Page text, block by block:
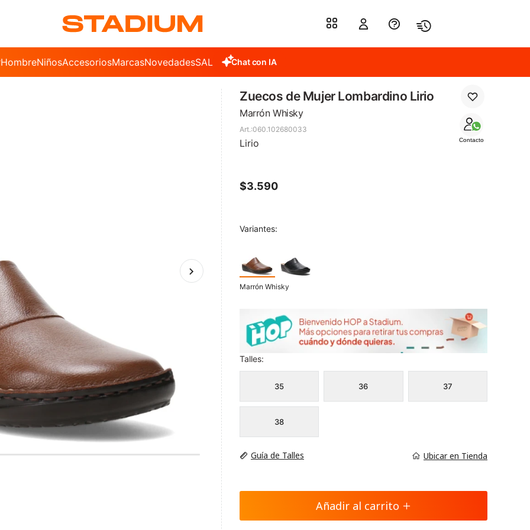
HombreNiñosAccesoriosMarcasNovedadesSALE Chat con IA
Zuecos de Mujer Lombardino Lirio
Marrón Whisky
Contacto
060.102680033
Lirio
$3.590
Variantes:
Marrón Whisky
Talles:
35 36 37
38
Guía de Talles Ubicar en Tienda
Añadir al carrito